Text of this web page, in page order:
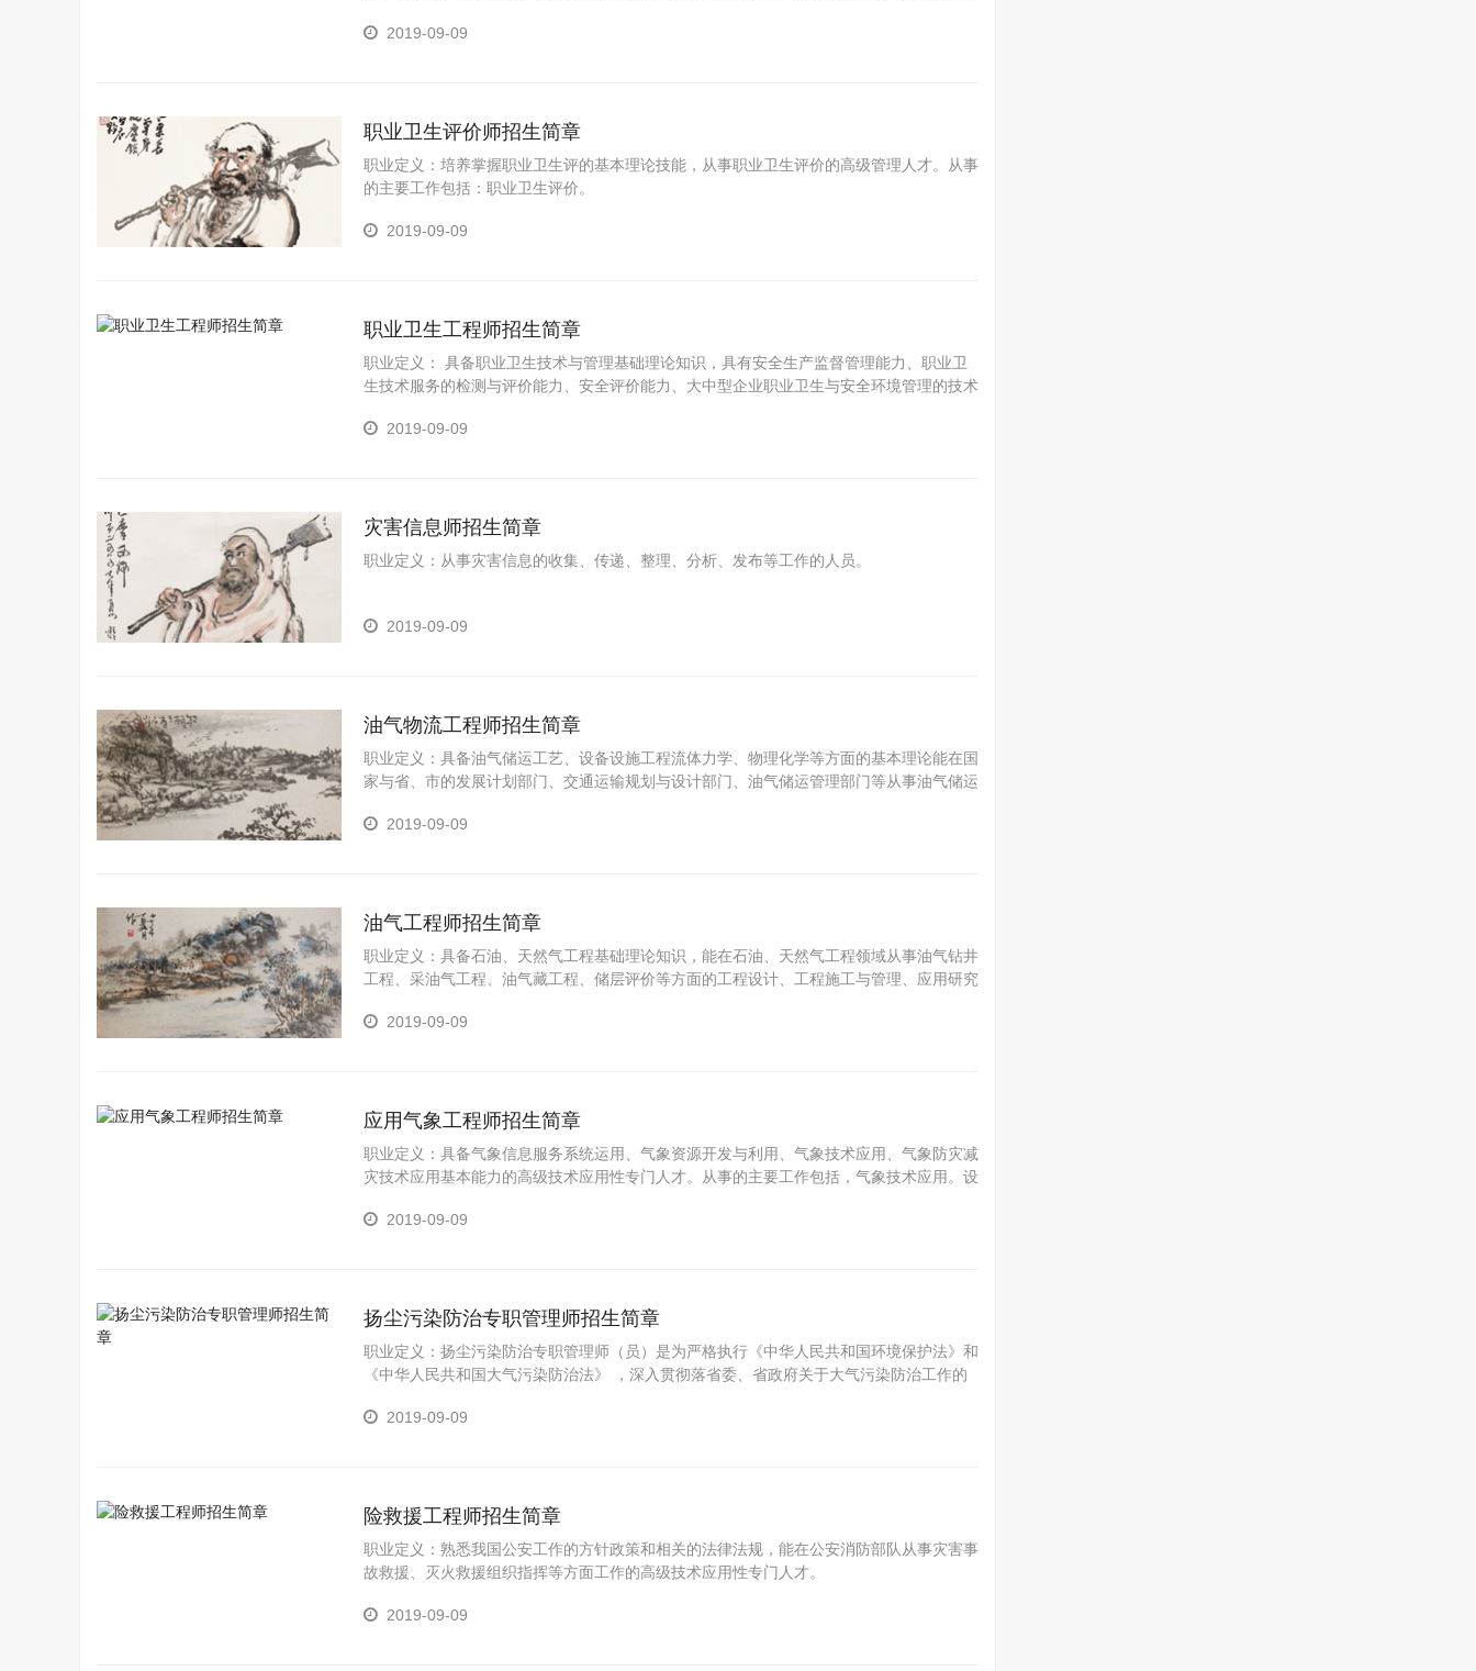
2019-09-09
职业卫生评价师招生简章
职业定义：培养掌握职业卫生评的基本理论技能，从事职业卫生评价的高级管理人才。从事
的主要工作包括：职业卫生评价。
2019-09-09
职业卫生工程师招生简章
职业定义： 具备职业卫生技术与管理基础理论知识，具有安全生产监督管理能力、职业卫
生技术服务的检测与评价能力、安全评价能力、大中型企业职业卫生与安全环境管理的技术
2019-09-09
灾害信息师招生简章
职业定义：从事灾害信息的收集、传递、整理、分析、发布等工作的人员。
2019-09-09
油气物流工程师招生简章
职业定义：具备油气储运工艺、设备设施工程流体力学、物理化学等方面的基本理论能在国
家与省、市的发展计划部门、交通运输规划与设计部门、油气储运管理部门等从事油气储运
2019-09-09
油气工程师招生简章
职业定义：具备石油、天然气工程基础理论知识，能在石油、天然气工程领域从事油气钻井
工程、采油气工程、油气藏工程、储层评价等方面的工程设计、工程施工与管理、应用研究
2019-09-09
应用气象工程师招生简章
职业定义：具备气象信息服务系统运用、气象资源开发与利用、气象技术应用、气象防灾减
灾技术应用基本能力的高级技术应用性专门人才。从事的主要工作包括，气象技术应用。设
2019-09-09
扬尘污染防治专职管理师招生简章
职业定义：扬尘污染防治专职管理师（员）是为严格执行《中华人民共和国环境保护法》和
《中华人民共和国大气污染防治法》 ，深入贯彻落省委、省政府关于大气污染防治工作的
性、可实施性的教育培训，确保各类法律法规能够传达和落实到位，并知道施工作业。
2019-09-09
险救援工程师招生简章
职业定义：熟悉我国公安工作的方针政策和相关的法律法规，能在公安消防部队从事灾害事
故救援、灭火救援组织指挥等方面工作的高级技术应用性专门人才。
2019-09-09